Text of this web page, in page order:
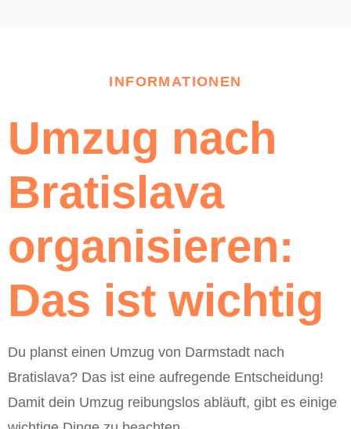
INFORMATIONEN
Umzug nach
Bratislava
organisieren:
Das ist wichtig
Du planst einen Umzug von Darmstadt nach
Bratislava? Das ist eine aufregende Entscheidung!
Damit dein Umzug reibungslos abläuft, gibt es einige